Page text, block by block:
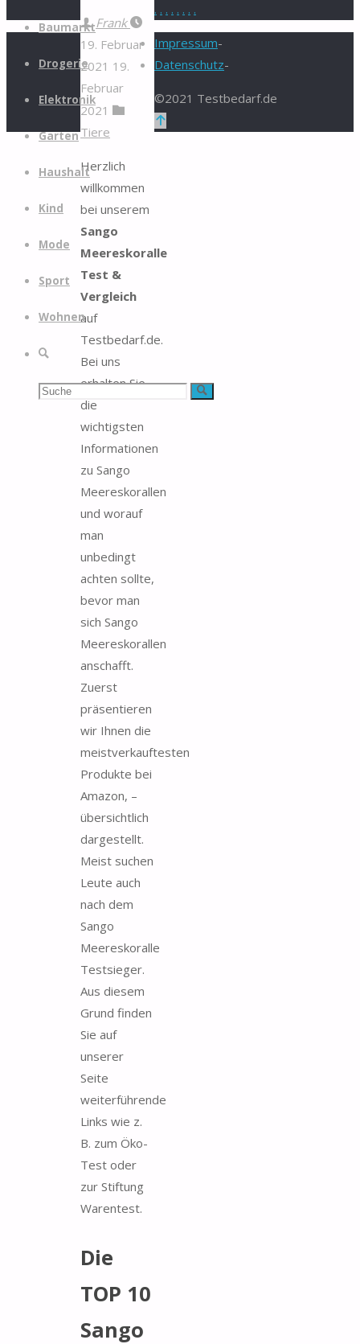
Zum
springen
Baumarkt
Drogerie
Elektronik
Garten
Haushalt
Kind
Mode
Sport
Wohnen
Suchen Suche
Frank
19. Februar
2021 19.
Februar
2021
Tiere
Herzlich
willkommen
bei unserem
Sango
Meereskoralle
Test &
Vergleich
auf
Testbedarf.de.
Bei uns
erhalten Sie
die
wichtigsten
Informationen
zu Sango
Meereskorallen
und worauf
man
unbedingt
achten sollte,
bevor man
sich Sango
Meereskorallen
anschafft.
Zuerst
präsentieren
wir Ihnen die
meistverkauftesten
Produkte bei
Amazon, –
übersichtlich
dargestellt.
Meist suchen
Leute auch
nach dem
Sango
Meereskoralle
Testsieger.
Aus diesem
Grund finden
Sie auf
unserer
Seite
weiterführende
Links wie z.
B. zum Öko-
Test oder
zur Stiftung
Warentest.
Die
TOP 10
Sango
. . . . . . . .
Impressum-
Datenschutz-
©2021 Testbedarf.de
Zurück